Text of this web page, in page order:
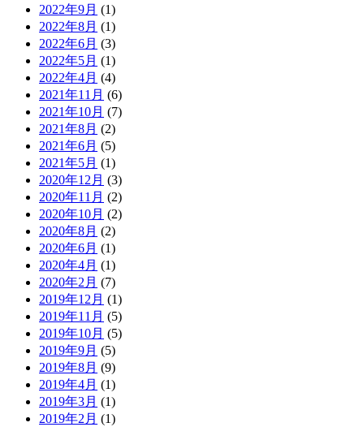
2022年9月 (1)
2022年8月 (1)
2022年6月 (3)
2022年5月 (1)
2022年4月 (4)
2021年11月 (6)
2021年10月 (7)
2021年8月 (2)
2021年6月 (5)
2021年5月 (1)
2020年12月 (3)
2020年11月 (2)
2020年10月 (2)
2020年8月 (2)
2020年6月 (1)
2020年4月 (1)
2020年2月 (7)
2019年12月 (1)
2019年11月 (5)
2019年10月 (5)
2019年9月 (5)
2019年8月 (9)
2019年4月 (1)
2019年3月 (1)
2019年2月 (1)